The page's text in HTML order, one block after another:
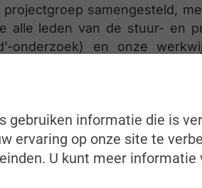
samengesteld,
alle leden van de stuur- en
onderzoek) en onze
de waarden van De
We hebben ook
Waren er andere of
van het EVP te
ook focusgroepen
gebruiken informatie die is
ervaring op onze site te
U kunt meer informatie